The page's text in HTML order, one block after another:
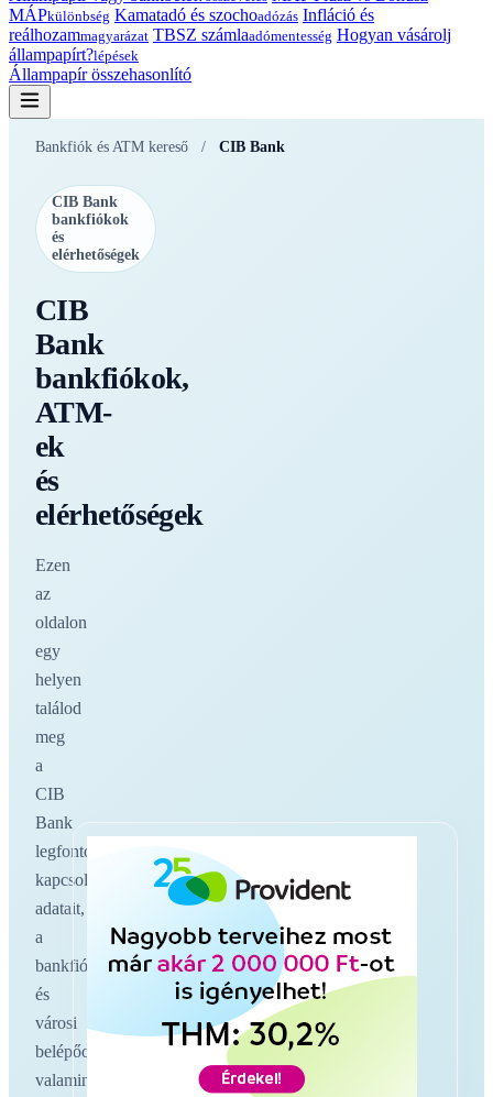
MÁPkülönbség Kamatadó és szochoadózás Infláció és
reálhozammagyarázat TBSZ számlaadómentesség Hogyan vásárolj
állampapírt?lépések
Állampapír összehasonlító
Bankfiók és ATM kereső / CIB Bank
CIB Bank
bankfiókok
és
elérhetőségek
CIB
Bank
bankfiókok,
ATM-
ek
és
elérhetőségek
Ezen
az
oldalon
egy
helyen
találod
meg
a
CIB
Bank
legfontosabb
kapcsolati
adatait,
a
bankfiókokat
és
városi
belépőoldalakat,
valamint